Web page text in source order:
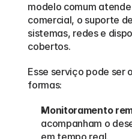
modelo comum
comercial, o suporte
sistemas, redes e
cobertos.
Esse serviço pode
formas:
Monitoramento
acompanham o
em tempo real.